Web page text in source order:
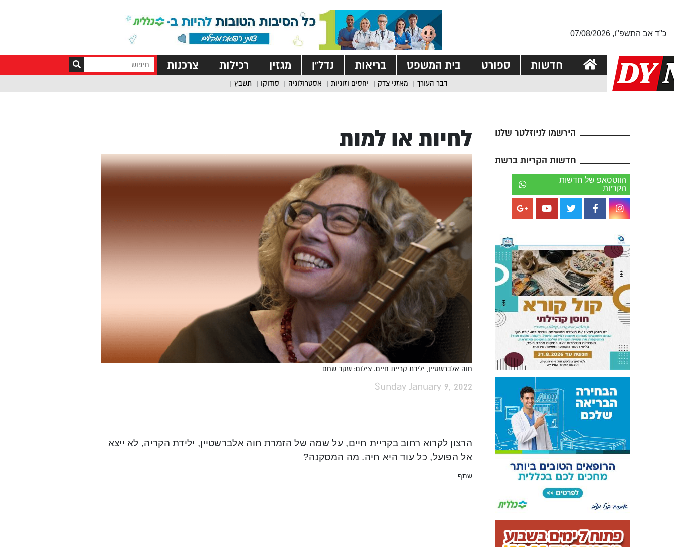
כ"ד אב התשפ"ו, 07/08/2026
חדשות ספורט בית המשפט בריאות נדל”ן מגזין רכילות צרכנות
דבר העורך מאזני צדק יחסים וזוגיות אסטרולוגיה סודוקו תשבץ
הירשמו לניוזלטר שלנו
חדשות הקריות ברשת
הווטסאפ של חדשות
הקריות
לחיות או למות
חוה אלברשטיין, ילידת קריית חיים. צילום: שקד שחם
Sunday January 9, 2022
הרצון לקרוא רחוב בקריית חיים, על שמה של הזמרת חוה אלברשטיין, ילידת הקריה, לא ייצא
אל הפועל, כל עוד היא חיה. מה המסקנה?
שתף